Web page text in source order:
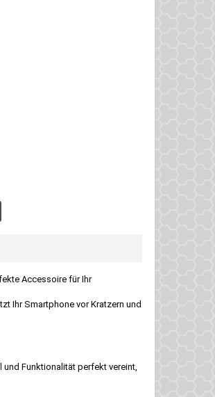
Accessoire für Ihr
Ihr Smartphone vor Kratzern und
Funktionalität perfekt vereint,